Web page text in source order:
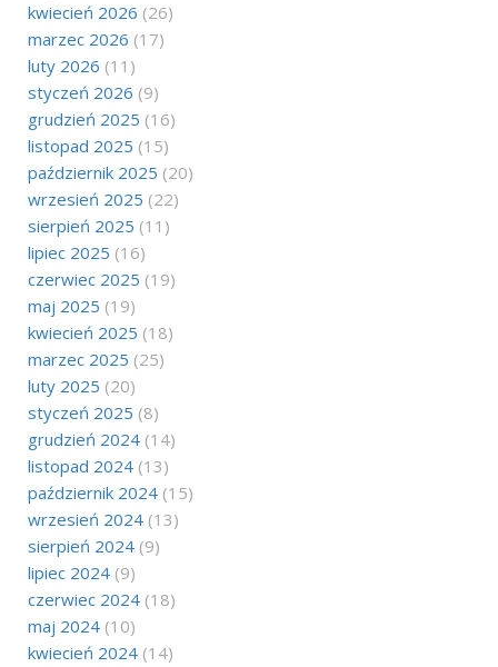
kwiecień 2026 (26)
marzec 2026 (17)
luty 2026 (11)
styczeń 2026 (9)
grudzień 2025 (16)
listopad 2025 (15)
październik 2025 (20)
wrzesień 2025 (22)
sierpień 2025 (11)
lipiec 2025 (16)
czerwiec 2025 (19)
maj 2025 (19)
kwiecień 2025 (18)
marzec 2025 (25)
luty 2025 (20)
styczeń 2025 (8)
grudzień 2024 (14)
listopad 2024 (13)
październik 2024 (15)
wrzesień 2024 (13)
sierpień 2024 (9)
lipiec 2024 (9)
czerwiec 2024 (18)
maj 2024 (10)
kwiecień 2024 (14)